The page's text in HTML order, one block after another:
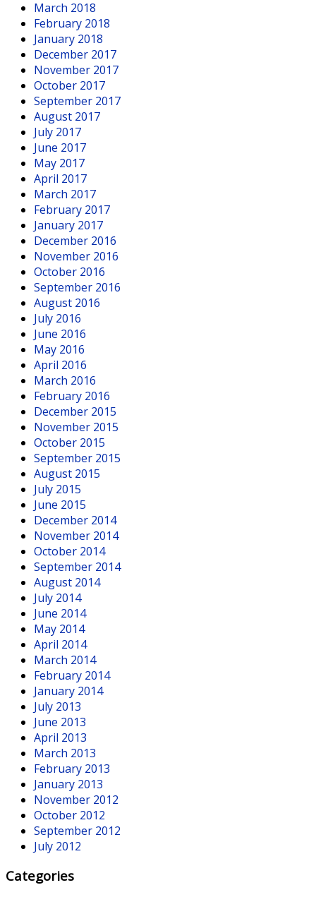
March 2018
February 2018
January 2018
December 2017
November 2017
October 2017
September 2017
August 2017
July 2017
June 2017
May 2017
April 2017
March 2017
February 2017
January 2017
December 2016
November 2016
October 2016
September 2016
August 2016
July 2016
June 2016
May 2016
April 2016
March 2016
February 2016
December 2015
November 2015
October 2015
September 2015
August 2015
July 2015
June 2015
December 2014
November 2014
October 2014
September 2014
August 2014
July 2014
June 2014
May 2014
April 2014
March 2014
February 2014
January 2014
July 2013
June 2013
April 2013
March 2013
February 2013
January 2013
November 2012
October 2012
September 2012
July 2012
Categories